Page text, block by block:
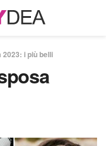
i più belli